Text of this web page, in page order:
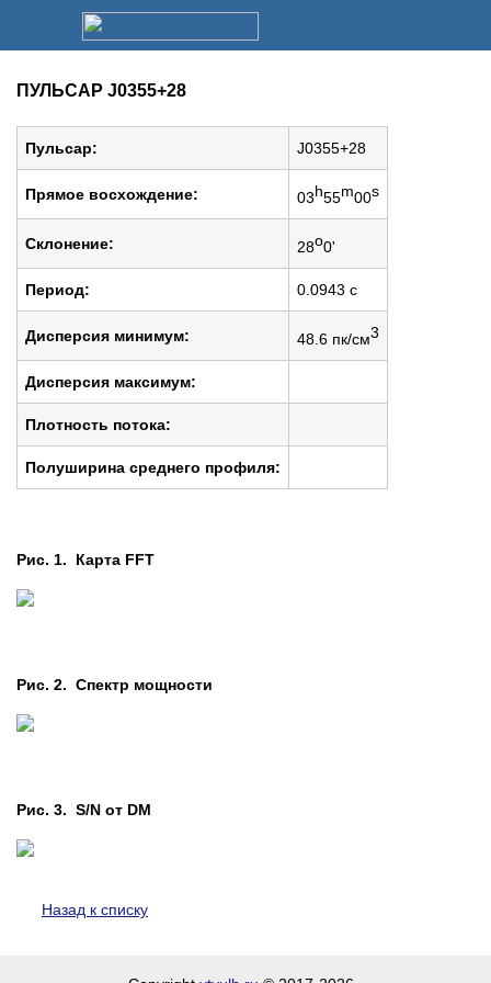
ПУЛЬСАР J0355+28
Пульсар: J0355+28
Прямое восхождение: 03h55m00s
Cклонение: 28o0'
Период: 0.0943 c
Дисперсия минимум: 48.6 пк/см3
Дисперсия максимум:
Плотность потока:
Полуширина среднего профиля:
Рис. 1. Карта FFT
Рис. 2. Cпектр мощности
Рис. 3. S/N от DM
Назад к списку